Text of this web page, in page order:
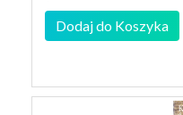
Dodaj do Koszyka